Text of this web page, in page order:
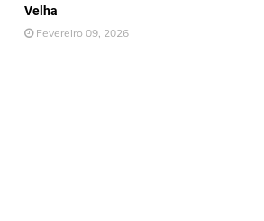
Velha
Fevereiro 09, 2026